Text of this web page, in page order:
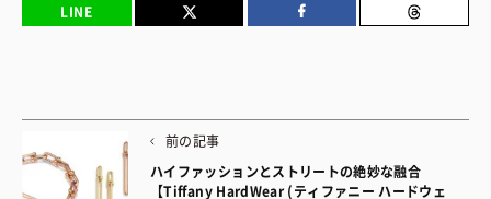
LINE
前の記事
ハイファッションとストリートの絶妙な融合
【Tiffany HardWear (ティファニー ハードウェ